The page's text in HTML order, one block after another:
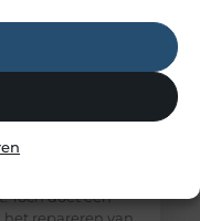
Toch doet een